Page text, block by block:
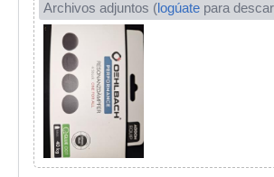
Archivos adjuntos (logúate para